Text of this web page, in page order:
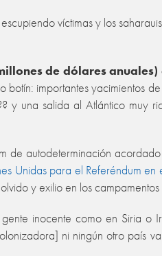
víctimas y los
de dólares
botín: importantes yacimientos
y una salida al Atlántico muy
de autodeterminación
Unidas para el Referéndum en
y exilio en los
inocente como en Siria o
ni ningún otro país